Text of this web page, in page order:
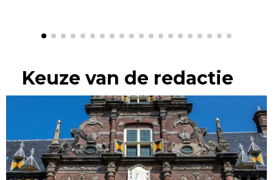
Keuze van de redactie